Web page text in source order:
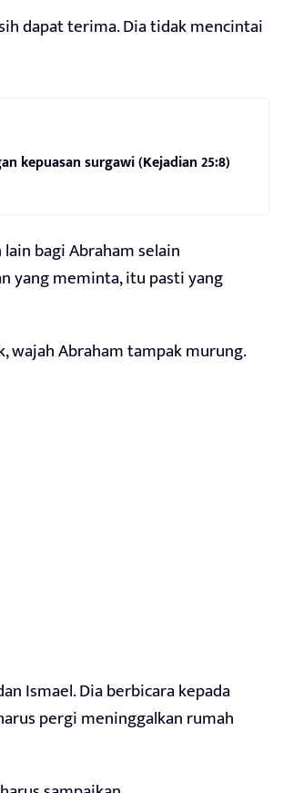
dapat terima. Dia tidak mencintai
kepuasan surgawi (Kejadian 25:8)
bagi Abraham selain
yang meminta, itu pasti yang
wajah Abraham tampak murung.
Ismael. Dia berbicara kepada
pergi meninggalkan rumah